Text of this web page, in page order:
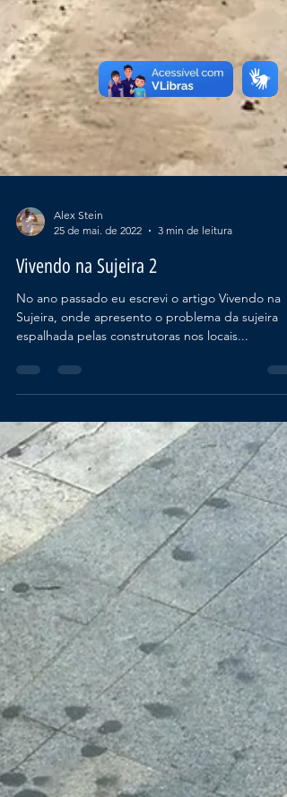
25 de mai. de 2022
Vivendo na Sujeira 2
No ano passado eu escrevi o artigo Vivendo na
Sujeira, onde apresento o problema da sujeira
espalhada pelas construtoras nos locais...